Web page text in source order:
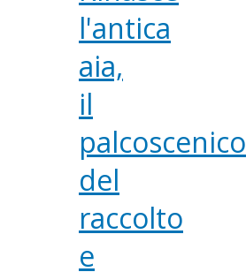
l'antica
aia,
il
palcoscenico
del
raccolto
e